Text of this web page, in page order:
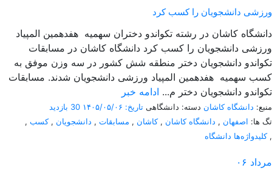
ورزشی دانشجویان را کسب کرد
دانشگاه کاشان در رشته تکواندو دختران سهمیه هفدهمین المپیاد
ورزشی دانشجویان را کسب کرد دانشگاه کاشان در مسابقات
تکواندو دانشجویان دختر منطقه شش کشور در سه وزن موفق به
کسب سهمیه هفدهمین المپیاد ورزشی دانشجویان شدند. مسابقات
تکواندو دانشجویان دختر م... ادامه خبر
منبع: دانشگاه کاشان دسته: دانشگاهی تاریخ: ۱۴۰۵/۰۵/۰۶
30 بازدید
تگ ها: اصفهان , دانشگاه کاشان ,کاشان , مسابقات , دانشجویان ,کسب ,
کلیدواژه‌ها دانشگاه,
۰۶ مرداد